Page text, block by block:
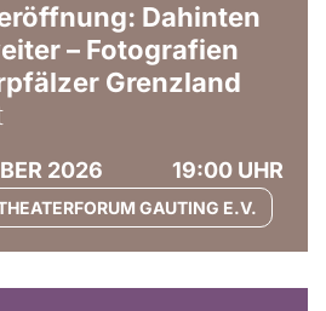
Dahinten
– Fotografien
Grenzland
2026 19:00 UHR
GAUTING E.V.